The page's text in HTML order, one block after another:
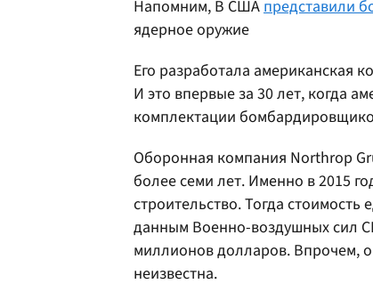
Напомним, В США представили
ядерное оружие
Его разработала американская
И это впервые за 30 лет, когда
комплектации
Оборонная компания Northrop
более семи лет. Именно в 2015
строительство. Тогда
данным Военно-воздушных сил
миллионов долларов. Впрочем,
неизвестна.